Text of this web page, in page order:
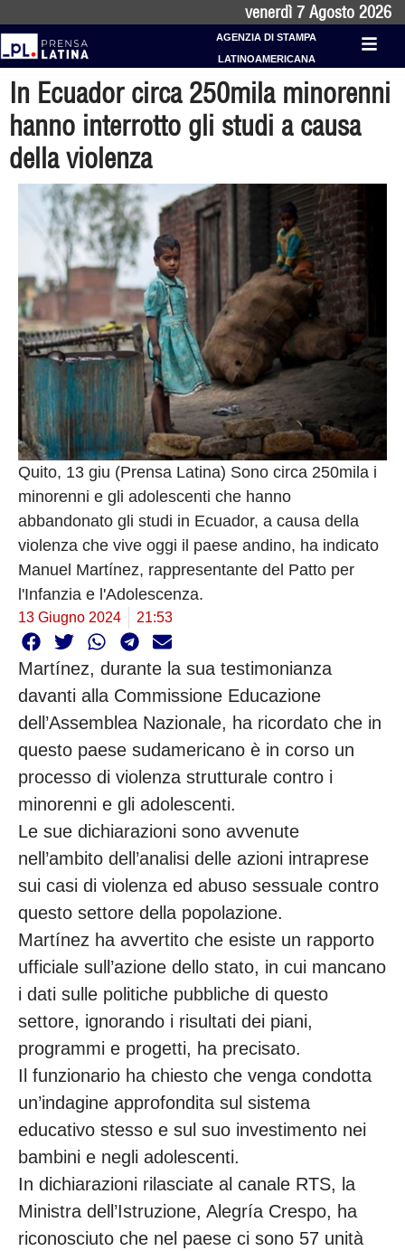
venerdì 7 Agosto 2026
AGENZIA DI STAMPA
LATINOAMERICANA
In Ecuador circa 250mila minorenni
hanno interrotto gli studi a causa
della violenza
Quito, 13 giu (Prensa Latina) Sono circa 250mila i
minorenni e gli adolescenti che hanno
abbandonato gli studi in Ecuador, a causa della
violenza che vive oggi il paese andino, ha indicato
Manuel Martínez, rappresentante del Patto per
l'Infanzia e l'Adolescenza.
13 Giugno 2024 21:53
Martínez, durante la sua testimonianza
davanti alla Commissione Educazione
dell’Assemblea Nazionale, ha ricordato che in
questo paese sudamericano è in corso un
processo di violenza strutturale contro i
minorenni e gli adolescenti.
Le sue dichiarazioni sono avvenute
nell’ambito dell’analisi delle azioni intraprese
sui casi di violenza ed abuso sessuale contro
questo settore della popolazione.
Martínez ha avvertito che esiste un rapporto
ufficiale sull’azione dello stato, in cui mancano
i dati sulle politiche pubbliche di questo
settore, ignorando i risultati dei piani,
programmi e progetti, ha precisato.
Il funzionario ha chiesto che venga condotta
un’indagine approfondita sul sistema
educativo stesso e sul suo investimento nei
bambini e negli adolescenti.
In dichiarazioni rilasciate al canale RTS, la
Ministra dell’Istruzione, Alegría Crespo, ha
riconosciuto che nel paese ci sono 57 unità